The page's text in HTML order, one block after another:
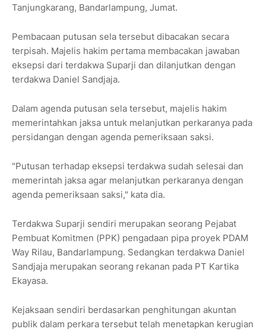
Tanjungkarang, Bandarlampung, Jumat.
Pembacaan putusan sela tersebut dibacakan secara
terpisah. Majelis hakim pertama membacakan jawaban
eksepsi dari terdakwa Suparji dan dilanjutkan dengan
terdakwa Daniel Sandjaja.
Dalam agenda putusan sela tersebut, majelis hakim
memerintahkan jaksa untuk melanjutkan perkaranya pada
persidangan dengan agenda pemeriksaan saksi.
"Putusan terhadap eksepsi terdakwa sudah selesai dan
memerintah jaksa agar melanjutkan perkaranya dengan
agenda pemeriksaan saksi," kata dia.
Terdakwa Suparji sendiri merupakan seorang Pejabat
Pembuat Komitmen (PPK) pengadaan pipa proyek PDAM
Way Rilau, Bandarlampung. Sedangkan terdakwa Daniel
Sandjaja merupakan seorang rekanan pada PT Kartika
Ekayasa.
Kejaksaan sendiri berdasarkan penghitungan akuntan
publik dalam perkara tersebut telah menetapkan kerugian